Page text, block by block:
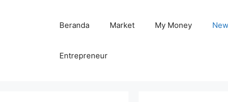
Beranda Market My Money
Entrepreneur